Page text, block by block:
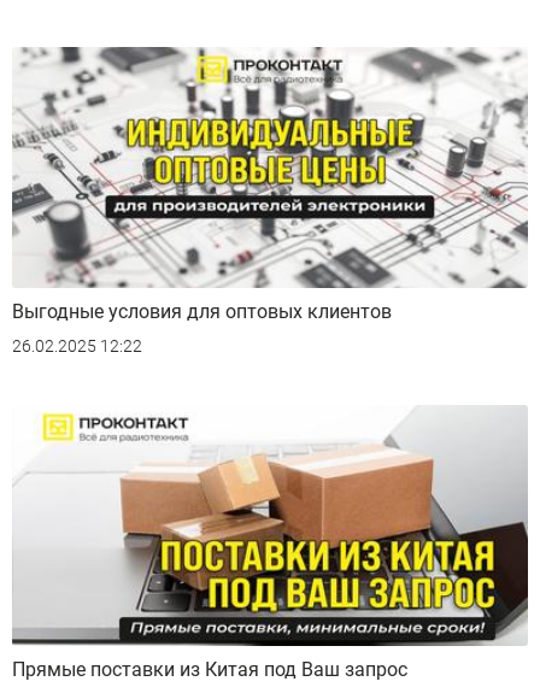
Выгодные условия для оптовых клиентов
26.02.2025 12:22
Прямые поставки из Китая под Ваш запрос